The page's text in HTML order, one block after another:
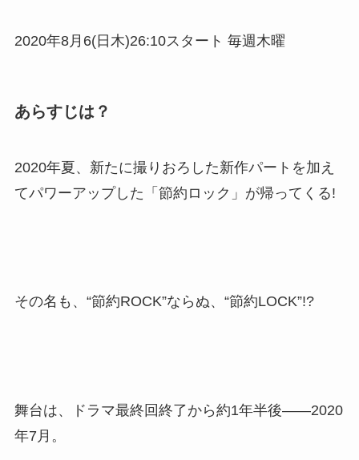
2020年8月6(日木)26:10スタート 毎週木曜
あらすじは？
2020年夏、新たに撮りおろした新作パートを加え
てパワーアップした「節約ロック」が帰ってくる!
その名も、“節約ROCK”ならぬ、“節約LOCK”!?
舞台は、ドラマ最終回終了から約1年半後――2020
年7月。